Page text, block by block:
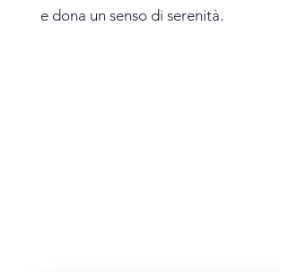
e dona un senso di serenità.